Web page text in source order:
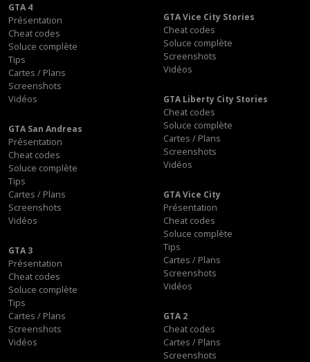
GTA 4
Présentation
Cheat codes
Soluce complète
Tips
Cartes / Plans
Screenshots
Vidéos
GTA Vice City Stories
Cheat codes
Soluce complète
Screenshots
Vidéos
GTA Liberty City Stories
Cheat codes
Soluce complète
Cartes / Plans
Screenshots
Vidéos
GTA San Andreas
Présentation
Cheat codes
Soluce complète
Tips
Cartes / Plans
Screenshots
Vidéos
GTA Vice City
Présentation
Cheat codes
Soluce complète
Tips
Cartes / Plans
Screenshots
Vidéos
GTA 3
Présentation
Cheat codes
Soluce complète
Tips
Cartes / Plans
Screenshots
Vidéos
GTA 2
Cheat codes
Cartes / Plans
Screenshots